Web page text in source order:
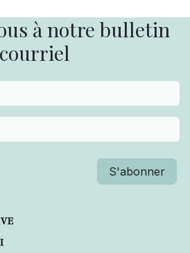
à notre bulletin
courriel
S'abonner